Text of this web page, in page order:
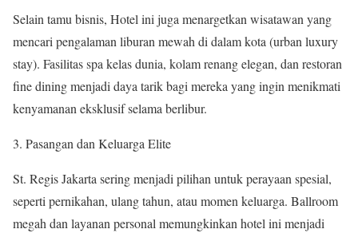
Selain tamu bisnis, Hotel ini juga menargetkan wisatawan yang
mencari pengalaman liburan mewah di dalam kota (urban luxury
stay). Fasilitas spa kelas dunia, kolam renang elegan, dan restoran
fine dining menjadi daya tarik bagi mereka yang ingin menikmati
kenyamanan eksklusif selama berlibur.
Pasangan dan Keluarga Elite
St. Regis Jakarta sering menjadi pilihan untuk perayaan spesial,
seperti pernikahan, ulang tahun, atau momen keluarga. Ballroom
megah dan layanan personal memungkinkan hotel ini menjadi